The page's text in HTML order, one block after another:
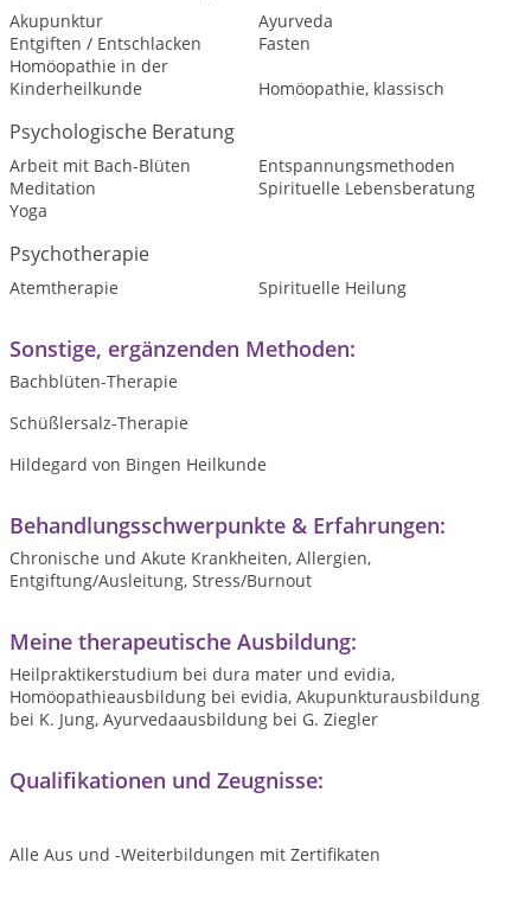
Akupunktur
Ayurveda
Entgiften / Entschlacken
Fasten
Homöopathie in der
Kinderheilkunde
Homöopathie, klassisch
Psychologische Beratung
Arbeit mit Bach-Blüten
Entspannungsmethoden
Meditation
Spirituelle Lebensberatung
Yoga
Psychotherapie
Atemtherapie Spirituelle Heilung
Sonstige, ergänzenden Methoden:
Bachblüten-Therapie
Schüßlersalz-Therapie
Hildegard von Bingen Heilkunde
Behandlungsschwerpunkte & Erfahrungen:
Chronische und Akute Krankheiten, Allergien,
Entgiftung/Ausleitung, Stress/Burnout
Meine therapeutische Ausbildung:
Heilpraktikerstudium bei dura mater und evidia,
Homöopathieausbildung bei evidia, Akupunkturausbildung
bei K. Jung, Ayurvedaausbildung bei G. Ziegler
Qualifikationen und Zeugnisse:
Alle Aus und -Weiterbildungen mit Zertifikaten